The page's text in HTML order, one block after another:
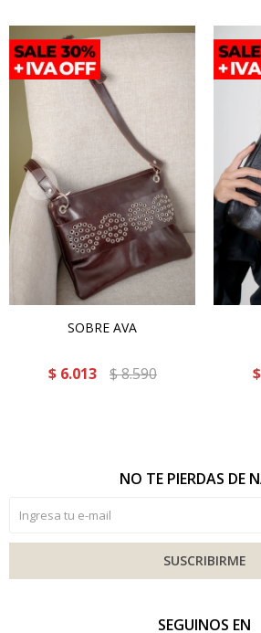
SOBRE AVA
$ 6.013 $8.590 $
SEGUINOS EN
NO TE PIERDAS DE
SUSCRIBIRME